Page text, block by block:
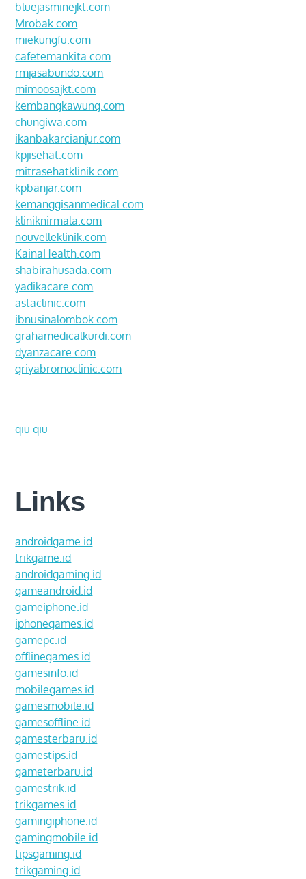
bluejasminejkt.com
Mrobak.com
miekungfu.com
cafetemankita.com
rmjasabundo.com
mimoosajkt.com
kembangkawung.com
chungiwa.com
ikanbakarcianjur.com
kpjisehat.com
mitrasehatklinik.com
kpbanjar.com
kemanggisanmedical.com
kliniknirmala.com
nouvelleklinik.com
KainaHealth.com
shabirahusada.com
yadikacare.com
astaclinic.com
ibnusinalombok.com
grahamedicalkurdi.com
dyanzacare.com
griyabromoclinic.com
qiu qiu
Links
androidgame.id
trikgame.id
androidgaming.id
gameandroid.id
gameiphone.id
iphonegames.id
gamepc.id
offlinegames.id
gamesinfo.id
mobilegames.id
gamesmobile.id
gamesoffline.id
gamesterbaru.id
gamestips.id
gameterbaru.id
gamestrik.id
trikgames.id
gamingiphone.id
gamingmobile.id
tipsgaming.id
trikgaming.id